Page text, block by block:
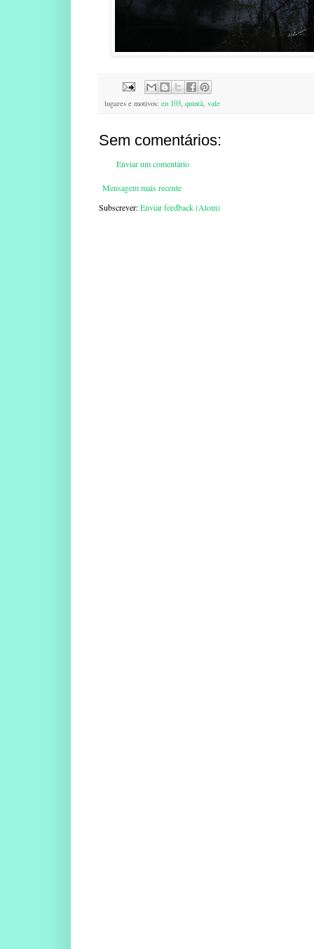
lugares e motivos: en 103, quintã, vale
Sem comentários:
Enviar um comentário
Mensagem mais recente
Subscrever:Enviar feedback (Atom)